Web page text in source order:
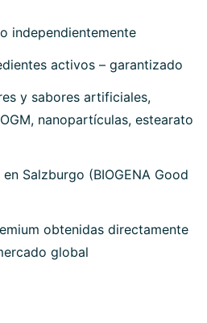
independientemente
activos – garantizado
y sabores artificiales,
nanopartículas, estearato
Salzburgo (BIOGENA Good
obtenidas directamente
global